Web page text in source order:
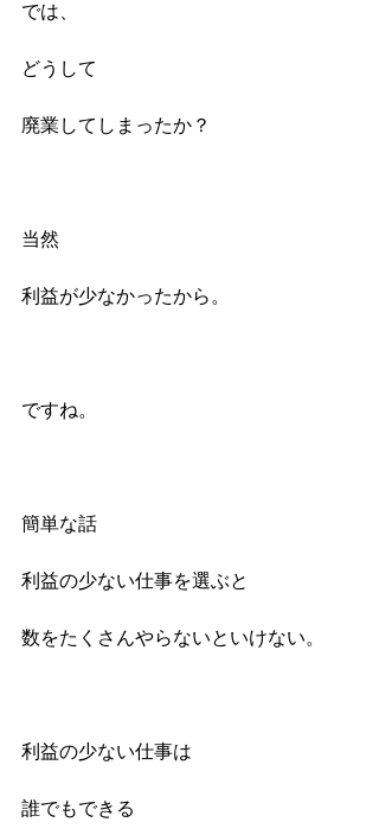
では、
どうして
廃業してしまったか？
当然
利益が少なかったから。
ですね。
簡単な話
利益の少ない仕事を選ぶと
数をたくさんやらないといけない。
利益の少ない仕事は
誰でもできる